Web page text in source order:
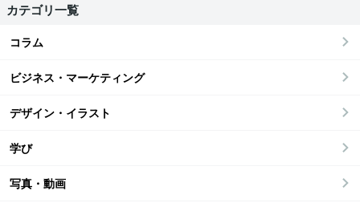
カテゴリ一覧
コラム
ビジネス・マーケティング
デザイン・イラスト
学び
写真・動画